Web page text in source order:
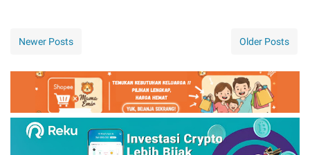
Newer Posts Older Posts